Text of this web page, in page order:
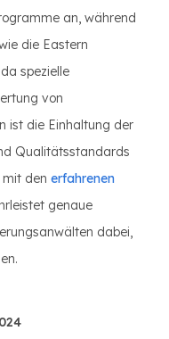
an, während
die Eastern
spezielle
von
ist die Einhaltung der
Qualitätsstandards
den erfahrenen
genaue
dabei,